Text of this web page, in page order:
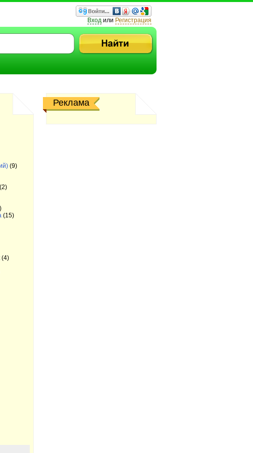
Вход или Регистрация
Реклама
(9)
(2)
(15)
(4)